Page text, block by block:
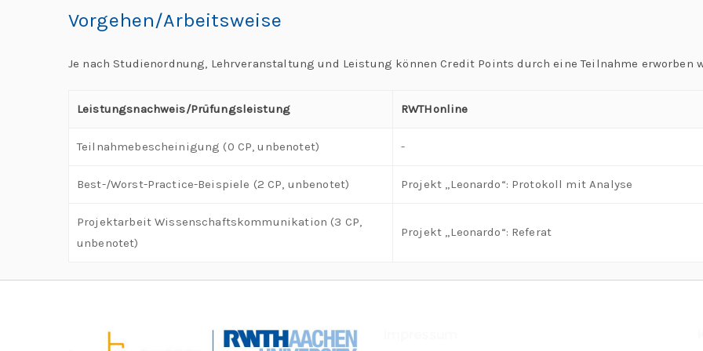
Vorgehen/Arbeitsweise
Je nach Studienordnung, Lehrveranstaltung und Leistung können Credit Points durch eine Teilnahme erworben
Leistungsnachweis/Prüfungsleistung RWTHonline
Teilnahmebescheinigung (0 CP, unbenotet) -
Best-/Worst-Practice-Beispiele (2 CP, unbenotet) Projekt „Leonardo“: Protokoll mit Analyse
Projektarbeit Wissenschaftskommunikation (3 CP,
unbenotet)
Projekt „Leonardo“: Referat